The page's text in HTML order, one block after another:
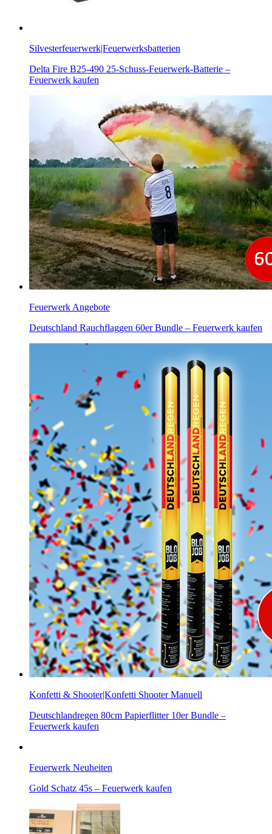
Silvesterfeuerwerk|Feuerwerksbatterien
Delta Fire B25-490 25-Schuss-Feuerwerk-Batterie –
Feuerwerk kaufen
Feuerwerk Angebote
Deutschland Rauchflaggen 60er Bundle – Feuerwerk kaufen
Konfetti & Shooter|Konfetti Shooter Manuell
Deutschlandregen 80cm Papierflitter 10er Bundle –
Feuerwerk kaufen
Feuerwerk Neuheiten
Gold Schatz 45s – Feuerwerk kaufen